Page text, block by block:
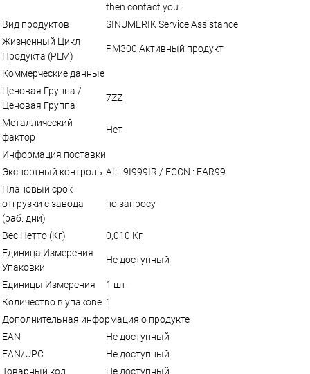
then contact you.
Вид продуктов
SINUMERIK Service Assistance
Жизненный Цикл
Продукта (PLM)
PM300:Активный продукт
Коммерческие данные
Ценовая Группа /
Ценовая Группа
7ZZ
Металлический
фактор
Нет
Информация поставки
Экспортный контроль AL : 9I999IR / ECCN : EAR99
Плановый срок
отгрузки с завода
(раб. дни)
по запросу
Вес Нетто (Кг)
0,010 Кг
Единица Измерения
Упаковки
Не доступный
Единицы Измерения
1 шт.
Количество в упакове 1
Дополнительная информация о продукте
EAN
Не доступный
EAN/UPC
Не доступный
Товарный код
Не доступный